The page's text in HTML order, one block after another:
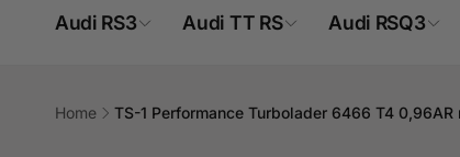
Audi RS3 Audi TT RS Audi RSQ3
Home TS-1 Performance Turbolader 6466 T4